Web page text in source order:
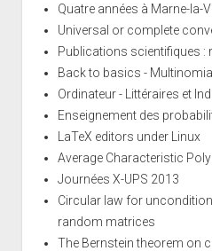
Quatre années à Marne-la-
Universal or complete
Publications scientifiques
Back to basics -
Ordinateur - Littéraires et
Enseignement des
LaTeX editors under Linux
Average Characteristic
Journées X-UPS 2013
Circular law for
random matrices
The Bernstein theorem on